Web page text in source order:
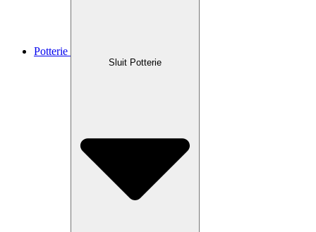
Potterie
Sluit Potterie